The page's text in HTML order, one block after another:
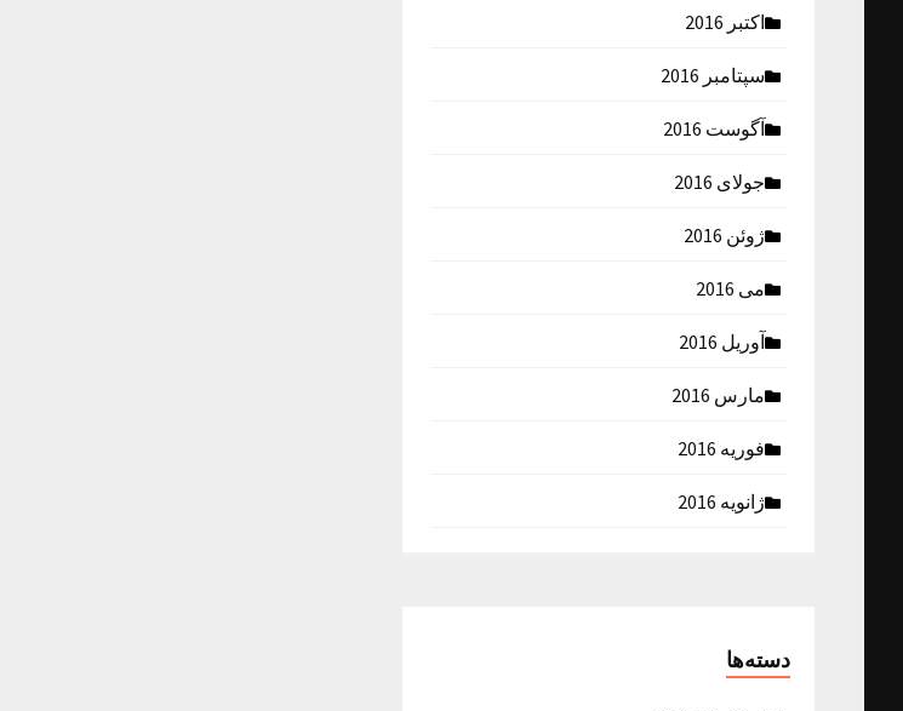
اکتبر 2016
سپتامبر 2016
آگوست 2016
جولای 2016
ژوئن 2016
می 2016
آوریل 2016
مارس 2016
فوریه 2016
ژانویه 2016
دسته‌ها